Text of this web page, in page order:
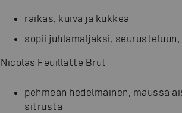
raikas, kuiva ja kukkea
sopii juhlamaljaksi,
Nicolas Feuillatte Brut
pehmeän hedelmäinen, maussa
sitrusta